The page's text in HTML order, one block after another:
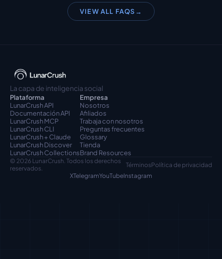
VIEW ALL FAQS →
La capa de inteligencia social
Plataforma
LunarCrush API
Documentación API
LunarCrush MCP
LunarCrush CLI
LunarCrush + Claude
LunarCrush Discover
LunarCrush Collections
Empresa
Nosotros
Afiliados
Trabaja con nosotros
Preguntas frecuentes
Glossary
Tienda
Brand Resources
© 2026 LunarCrush. Todos los derechos
reservados.
TérminosPolítica de privacidad
XTelegramYouTubeInstagram